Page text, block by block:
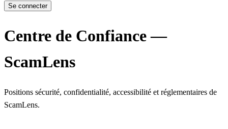
Se connecter
Centre de Confiance —
ScamLens
Positions sécurité, confidentialité, accessibilité et réglementaires de
ScamLens.